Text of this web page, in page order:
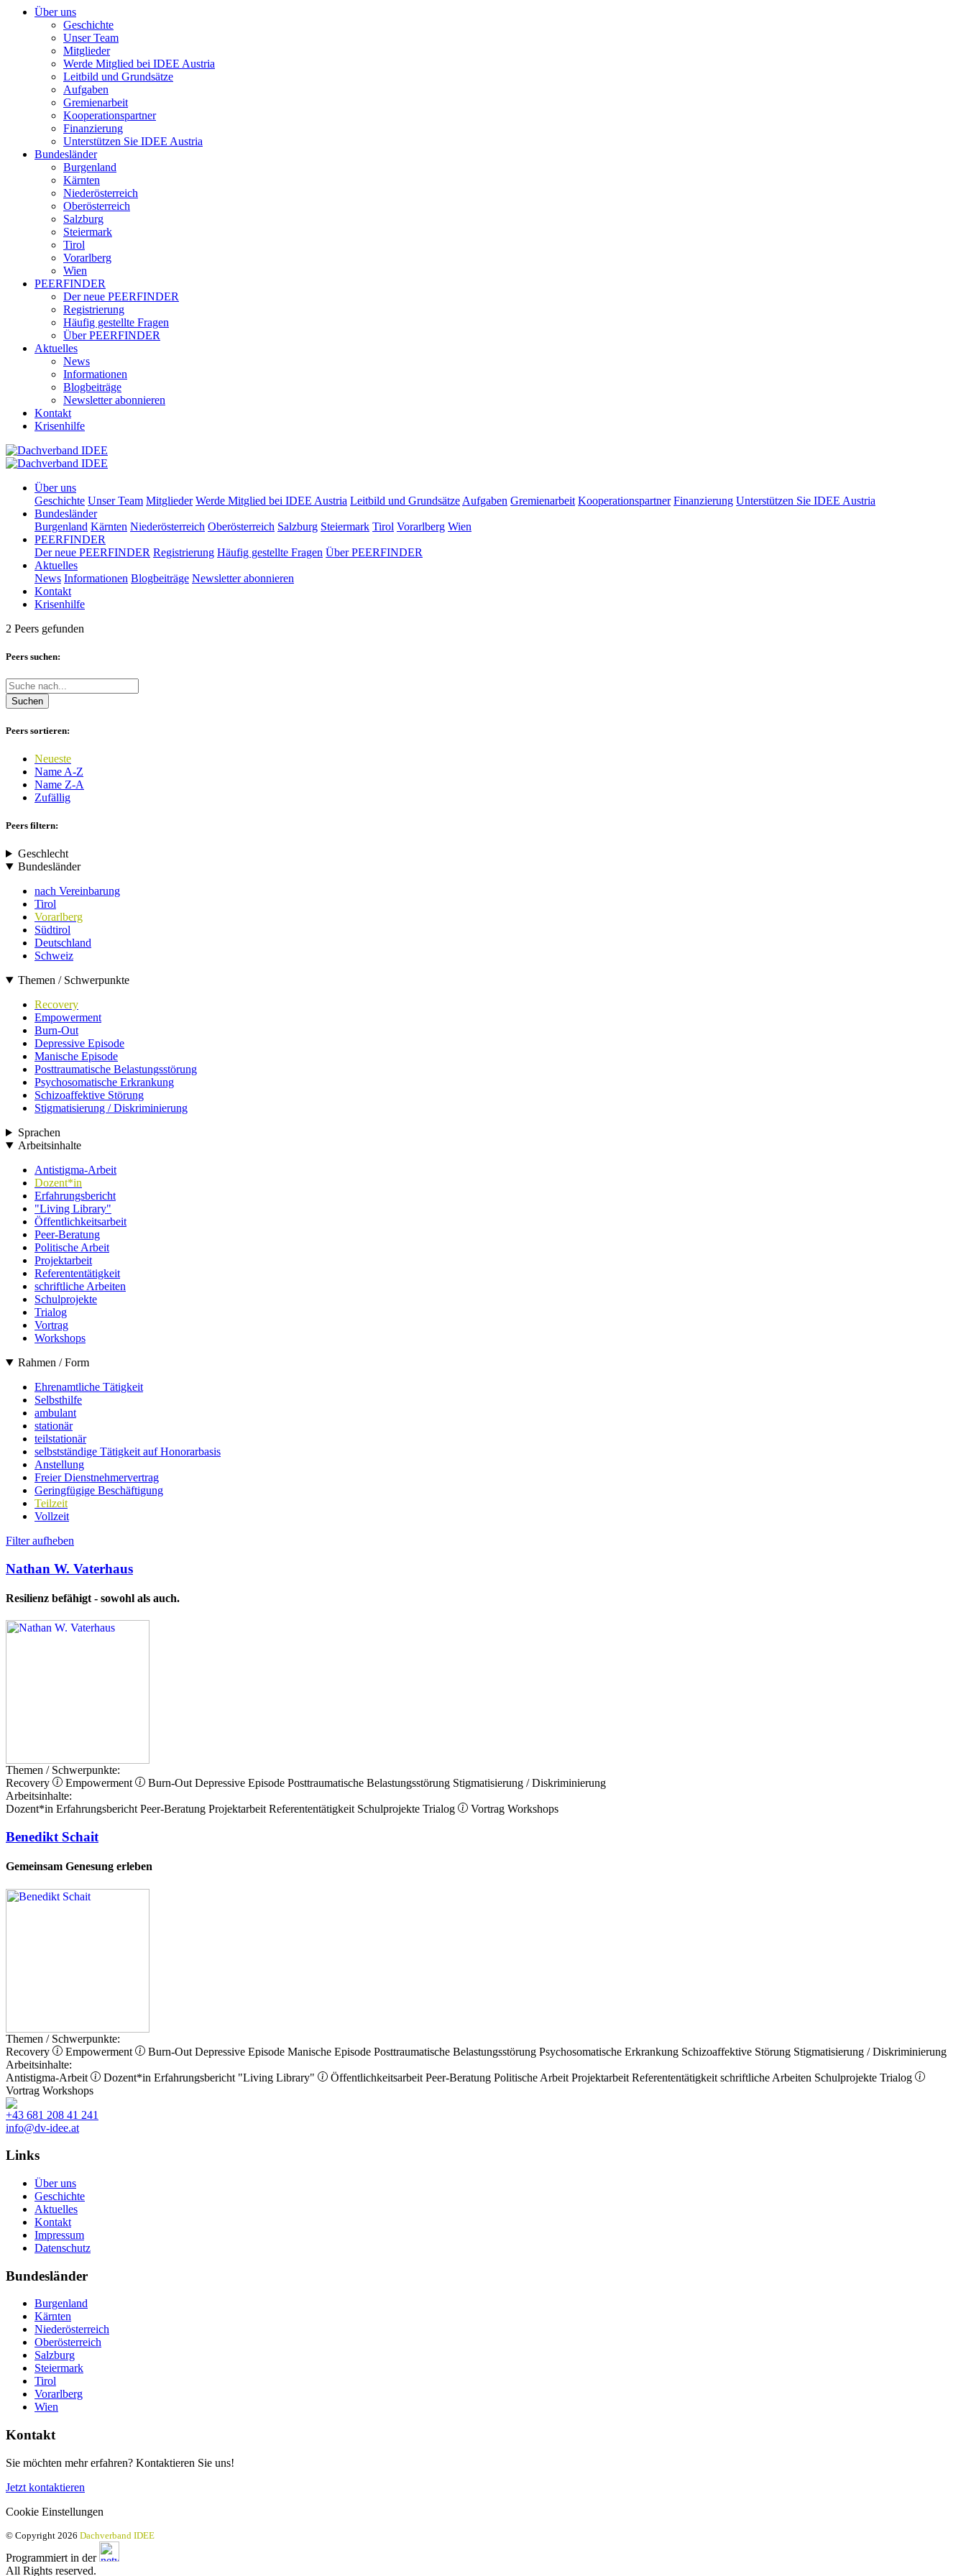
Über uns
Geschichte
Unser Team
Mitglieder
Werde Mitglied bei IDEE Austria
Leitbild und Grundsätze
Aufgaben
Gremienarbeit
Kooperationspartner
Finanzierung
Unterstützen Sie IDEE Austria
Bundesländer
Burgenland
Kärnten
Niederösterreich
Oberösterreich
Salzburg
Steiermark
Tirol
Vorarlberg
Wien
PEERFINDER
Der neue PEERFINDER
Registrierung
Häufig gestellte Fragen
Über PEERFINDER
Aktuelles
News
Informationen
Blogbeiträge
Newsletter abonnieren
Kontakt
Krisenhilfe
Über uns
Geschichte Unser Team Mitglieder Werde Mitglied bei IDEE Austria Leitbild und Grundsätze Aufgaben Gremienarbeit Kooperationspartner Finanzierung Unterstützen Sie IDEE Austria
Bundesländer
Burgenland Kärnten Niederösterreich Oberösterreich Salzburg Steiermark Tirol Vorarlberg Wien
PEERFINDER
Der neue PEERFINDER Registrierung Häufig gestellte Fragen Über PEERFINDER
Aktuelles
News Informationen Blogbeiträge Newsletter abonnieren
Kontakt
Krisenhilfe
2 Peers gefunden
Peers suchen:
Suchen
Peers sortieren:
Neueste
Name A-Z
Name Z-A
Zufällig
Peers filtern:
Geschlecht
Bundesländer
nach Vereinbarung
Tirol
Vorarlberg
Südtirol
Deutschland
Schweiz
Themen / Schwerpunkte
Recovery
Empowerment
Burn-Out
Depressive Episode
Manische Episode
Posttraumatische Belastungsstörung
Psychosomatische Erkrankung
Schizoaffektive Störung
Stigmatisierung / Diskriminierung
Sprachen
Arbeitsinhalte
Antistigma-Arbeit
Dozent*in
Erfahrungsbericht
"Living Library"
Öffentlichkeitsarbeit
Peer-Beratung
Politische Arbeit
Projektarbeit
Referententätigkeit
schriftliche Arbeiten
Schulprojekte
Trialog
Vortrag
Workshops
Rahmen / Form
Ehrenamtliche Tätigkeit
Selbsthilfe
ambulant
stationär
teilstationär
selbstständige Tätigkeit auf Honorarbasis
Anstellung
Freier Dienstnehmervertrag
Geringfügige Beschäftigung
Teilzeit
Vollzeit
Filter aufheben
Nathan W. Vaterhaus
Resilienz befähigt - sowohl als auch.
Themen / Schwerpunkte:
Recovery
Empowerment Burn-Out Depressive Episode Posttraumatische Belastungsstörung Stigmatisierung / Diskriminierung
Arbeitsinhalte:
Dozent*in Erfahrungsbericht Peer-Beratung Projektarbeit Referententätigkeit Schulprojekte Trialog Vortrag Workshops
Benedikt Schait
Gemeinsam Genesung erleben
Themen / Schwerpunkte:
Recovery
Empowerment Burn-Out Depressive Episode Manische Episode Posttraumatische Belastungsstörung Psychosomatische Erkrankung Schizoaffektive Störung Stigmatisierung / Diskriminierung
Arbeitsinhalte:
Antistigma-Arbeit
Dozent*in Erfahrungsbericht "Living Library" Öffentlichkeitsarbeit Peer-Beratung Politische Arbeit Projektarbeit Referententätigkeit schriftliche Arbeiten Schulprojekte Trialog
Vortrag Workshops
+43 681 208 41 241
info@dv-idee.at
Links
Über uns
Geschichte
Aktuelles
Kontakt
Impressum
Datenschutz
Bundesländer
Burgenland
Kärnten
Niederösterreich
Oberösterreich
Salzburg
Steiermark
Tirol
Vorarlberg
Wien
Kontakt
Sie möchten mehr erfahren? Kontaktieren Sie uns!
Jetzt kontaktieren
Cookie Einstellungen
© Copyright 2026 Dachverband IDEE
Programmiert in der
All Rights reserved.